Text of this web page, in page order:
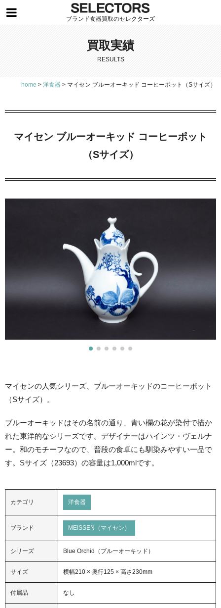
ブランド食器買取のセレクターズ
買取実績
RESULTS
home > 洋食器 > マイセン ブルーオーキッド コーヒーポット（Sサイズ）
マイセン ブルーオーキッド コーヒーポット
（Sサイズ）
マイセンの人気シリーズ、ブルーオーキッドのコーヒーポット
（Sサイズ）。
ブルーオーキッドはその名前の通り、青い欄の花が染付で描か
れた東洋的なシリーズです。デザイナーはハインツ・ヴェルナ
ー。和のモチーフなので、普段の食卓にも馴染みやすい一品で
す。Sサイズ（23693）の容量は1,000mlです。
カテゴリ 洋食器
ブランド MEISSEN（マイセン）
シリーズ Blue Orchid（ブルーオーキッド）
サイズ 横幅210 × 奥行125 × 高さ230mm
付属品 なし